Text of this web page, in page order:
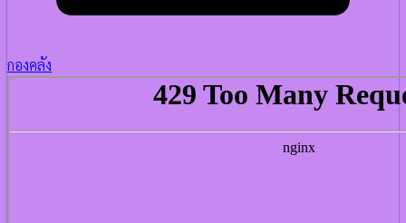
กองคลัง